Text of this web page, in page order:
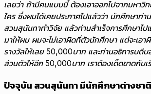
เลยว่า ถ้ามีคนแบบนี้ ต้องเอาออกไปจากมหาวิ
ใคร ซึ่งผมได้เคยประกาศไปแล้วว่า นักศึกษาท่า
สวนสุนันทาทำวิจัย แล้วท่านสำเร็จการศึกษาไป
มาให้ผม ผมจะไม่เอาผิดที่ตัวนักศึกษา แต่จะเอา
รางวัลให้เลย 50,000บาท และท่านอธิการบดีบ
ส่วนตัวให้อีก 50,000บาท เราต้องเด็ดขาดกับ
ปัจจุบัน สวนสุนันทา มีนักศึกษาต่างชา